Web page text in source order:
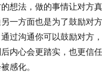
想法，做的事情让对方
一方面也是为了鼓励对
过沟通你可以鼓励对方
内心会更踏实，也更信
感化。